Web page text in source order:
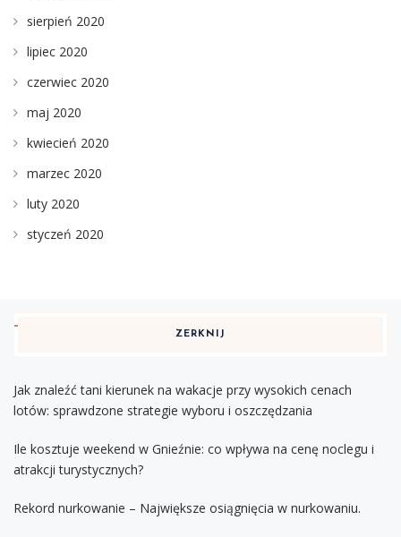
sierpień 2020
lipiec 2020
czerwiec 2020
maj 2020
kwiecień 2020
marzec 2020
luty 2020
styczeń 2020
ZERKNIJ
Jak znaleźć tani kierunek na wakacje przy wysokich cenach
lotów: sprawdzone strategie wyboru i oszczędzania
Ile kosztuje weekend w Gnieźnie: co wpływa na cenę noclegu i
atrakcji turystycznych?
Rekord nurkowanie – Największe osiągnięcia w nurkowaniu.